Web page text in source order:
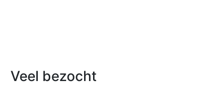
Veel bezocht